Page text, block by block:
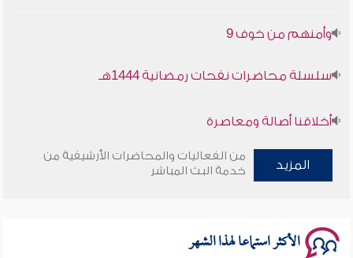
وأمنهم من خوف 9
أخلاقنا أصالة ومعاصرة
وأمنهم من خوف 9
المزيد
من الفعاليات والمحاضرات الأرشيفية من
خدمة البث المباشر
الأكثر استماعا لهذا الشهر